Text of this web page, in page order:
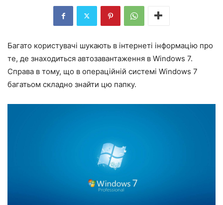
Багато користувачі шукають в інтернеті інформацію про
те, де знаходиться автозавантаження в Windows 7.
Справа в тому, що в операційній системі Windows 7
багатьом складно знайти цю папку.